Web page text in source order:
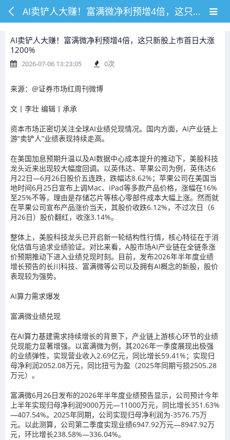
AI卖铲人大赚！富满微净利预增4倍，这只新股上市首日大涨1200%
AI卖铲人大赚！富满微净利预增4倍，这只新股上市首日大涨
1200%
2026-07-06 13:23:05 0次
来源：@证券市场红周刊微博
文丨李壮 编辑丨承承
资本市场正密切关注全球AI业绩兑现情况。国内方面，AI产业链上
游“卖铲人”业绩表现持续走高。
在美国加息预期升温以及AI数据中心成本提升的推动下，美股科技
龙头近来出现较大幅度回调。以英伟达、苹果公司为例，英伟达6
月22日—6月26日股价五连跌，跌幅达8.62%；苹果公司在美国当
地时间6月25日宣布上调Mac、iPad等多款产品价格，涨幅在16%
至25%不等，理由是存储芯片等核心零部件成本大幅上涨。然而就
在苹果公司宣布产品涨价当天，其股价收跌6.12%，不过次日（6
月26日）股价翻红，收涨3.14%。
整体上，美股科技龙头已开启新一轮结构性行情，核心特征在于消
化估值与追求业绩验证。对比来看，A股市场AI产业链在全链条涨
价预期推动下进入业绩兑现时刻。目前，发布2026年半年度业绩
增长预告的长川科技、富满微等公司以及拥有AI概念的新股，股价
表现较为强势。
AI算力需求爆发
富满微业绩兑现
在AI算力基建需求持续增长的背景下，产业链上游核心环节的业绩
兑现能力显著增强。以富满微为例，其2026年一季度展现出极强
的业绩弹性，实现营业收入2.69亿元，同比增长59.41%；实现归
母净利润2052.08万元，同比扭亏为盈（2025年同期亏损2505.28
万元）。
富满微6月26日发布的2026年半年度业绩预告显示，公司预计今年
上半年实现归母净利润9000万元—11000万元，同比增长351.63%
—407.54%。2025年同期，公司实现归母净利润为-3576.75万
元。以此测算，公司第二季度实现业绩6947.92万元—8947.92万
元，环比增长238.58%—336.04%。